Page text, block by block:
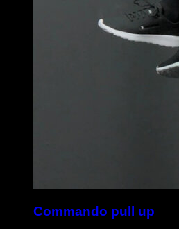
Commando pull up